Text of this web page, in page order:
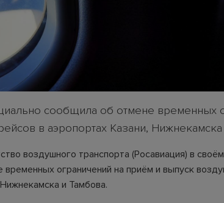
сообщила об отмене временных
в аэропортах Казани,
воздушного транспорта (Росавиация) в
временных ограничений на приём и выпуск
и Тамбова.